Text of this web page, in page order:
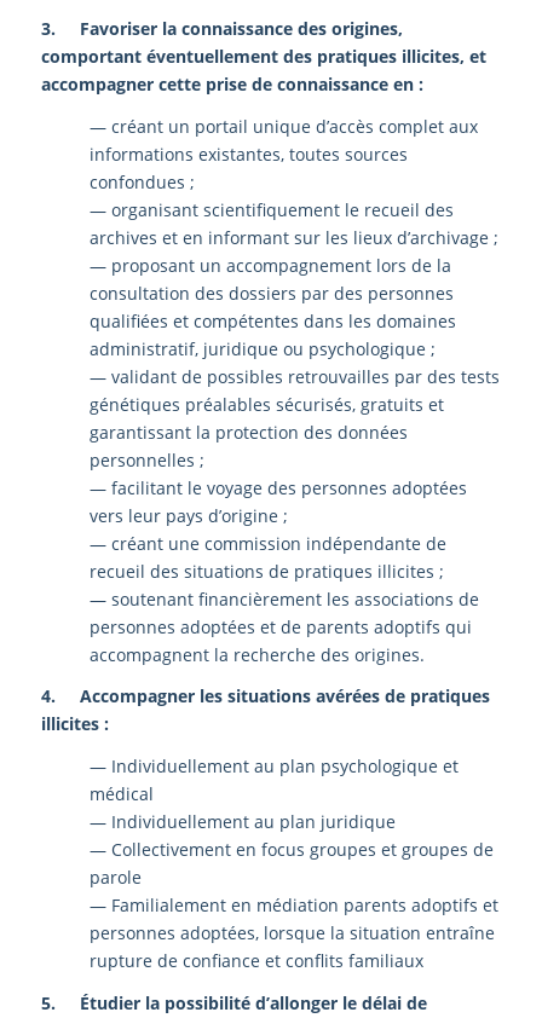
3. Favoriser la connaissance des origines,
comportant éventuellement des pratiques illicites, et
accompagner cette prise de connaissance en :
— créant un portail unique d’accès complet aux
informations existantes, toutes sources
confondues ;
— organisant scientifiquement le recueil des
archives et en informant sur les lieux d’archivage ;
— proposant un accompagnement lors de la
consultation des dossiers par des personnes
qualifiées et compétentes dans les domaines
administratif, juridique ou psychologique ;
— validant de possibles retrouvailles par des tests
génétiques préalables sécurisés, gratuits et
garantissant la protection des données
personnelles ;
— facilitant le voyage des personnes adoptées
vers leur pays d’origine ;
— créant une commission indépendante de
recueil des situations de pratiques illicites ;
— soutenant financièrement les associations de
personnes adoptées et de parents adoptifs qui
accompagnent la recherche des origines.
4. Accompagner les situations avérées de pratiques
illicites :
— Individuellement au plan psychologique et
médical
— Individuellement au plan juridique
— Collectivement en focus groupes et groupes de
parole
— Familialement en médiation parents adoptifs et
personnes adoptées, lorsque la situation entraîne
rupture de confiance et conflits familiaux
5. Étudier la possibilité d’allonger le délai de